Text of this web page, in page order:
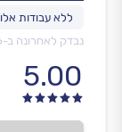
נבדק לאחרונה ב-
5.00